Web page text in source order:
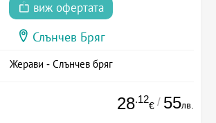
виж офертата
Слънчев Бряг
Жерави - Слънчев бряг
28.12
€ / 55лв.